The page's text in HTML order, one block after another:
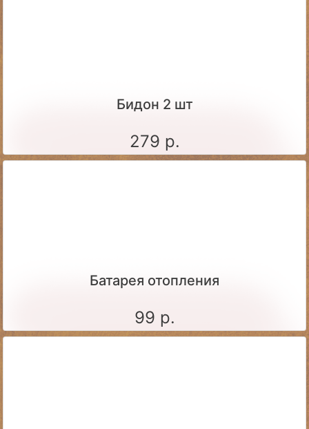
Бидон 2 шт
279 р.
Батарея отопления
99 р.